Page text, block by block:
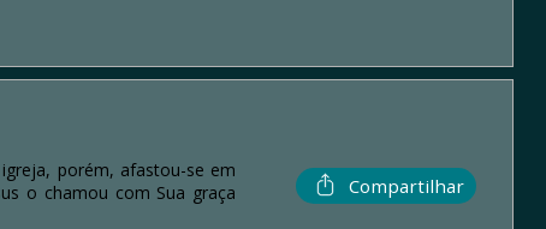
porém, afastou-se em
o chamou com Sua graça
Compartilhar